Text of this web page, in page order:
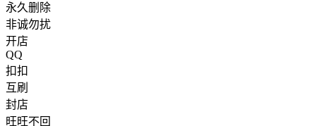
永久删除
非诚勿扰
开店
QQ
扣扣
互刷
封店
旺旺不回